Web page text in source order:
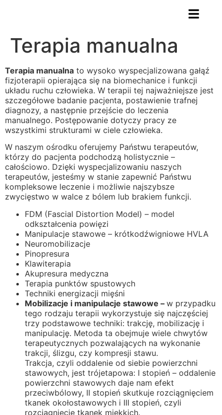
Terapia manualna
Terapia manualna to wysoko wyspecjalizowana gałąź
fizjoterapii opierająca się na biomechanice i funkcji
układu ruchu człowieka. W terapii tej najważniejsze jest
szczegółowe badanie pacjenta, postawienie trafnej
diagnozy, a następnie przejście do leczenia
manualnego. Postępowanie dotyczy pracy ze
wszystkimi strukturami w ciele człowieka.
W naszym ośrodku oferujemy Państwu terapeutów,
którzy do pacjenta podchodzą holistycznie –
całościowo. Dzięki wyspecjalizowaniu naszych
terapeutów, jesteśmy w stanie zapewnić Państwu
kompleksowe leczenie i możliwie najszybsze
zwycięstwo w walce z bólem lub brakiem funkcji.
FDM (Fascial Distortion Model) – model
odkształcenia powięzi
Manipulacje stawowe – krótkodźwigniowe HVLA
Neuromobilizacje
Pinopresura
Klawiterapia
Akupresura medyczna
Terapia punktów spustowych
Techniki energizacji mięśni
Mobilizacje i manipulacje stawowe – w przypadku
tego rodzaju terapii wykorzystuje się najczęściej
trzy podstawowe techniki: trakcję, mobilizację i
manipulację. Metoda ta obejmuje wiele chwytów
terapeutycznych pozwalających na wykonanie
trakcji, ślizgu, czy kompresji stawu.
Trakcja, czyli oddalenie od siebie powierzchni
stawowych, jest trójetapowa: I stopień – oddalenie
powierzchni stawowych daje nam efekt
przeciwbólowy, II stopień skutkuje rozciągnięciem
tkanek okołostawowych i III stopień, czyli
rozciągnięcie tkanek miękkich.